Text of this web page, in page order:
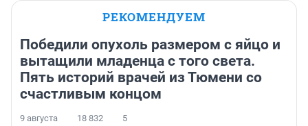
РЕКОМЕНДУЕМ
Победили опухоль размером с яйцо и
вытащили младенца с того света.
Пять историй врачей из Тюмени со
счастливым концом
9 августа 18 832 5